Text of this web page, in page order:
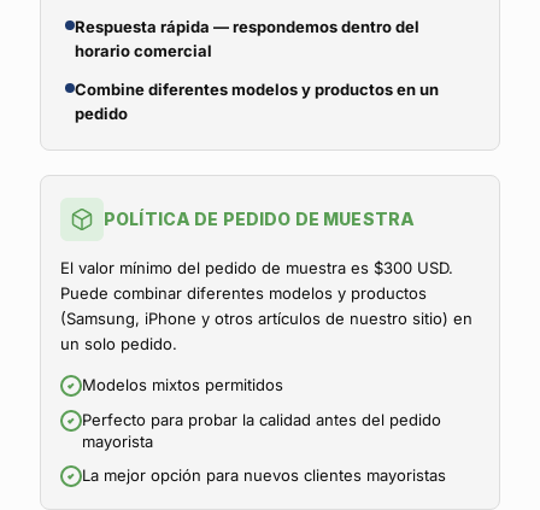
Respuesta rápida — respondemos dentro del
horario comercial
Combine diferentes modelos y productos en un
pedido
POLÍTICA DE PEDIDO DE MUESTRA
El valor mínimo del pedido de muestra es $300 USD.
Puede combinar diferentes modelos y productos
(Samsung, iPhone y otros artículos de nuestro sitio) en
un solo pedido.
Modelos mixtos permitidos
Perfecto para probar la calidad antes del pedido
mayorista
La mejor opción para nuevos clientes mayoristas